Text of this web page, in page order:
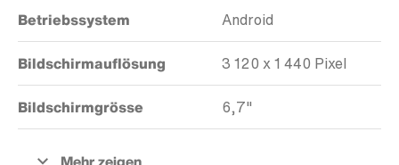
Betriebssystem Android
Bildschirmauflösung 3 120 x 1 440 Pixel
Bildschirmgrösse 6,7"